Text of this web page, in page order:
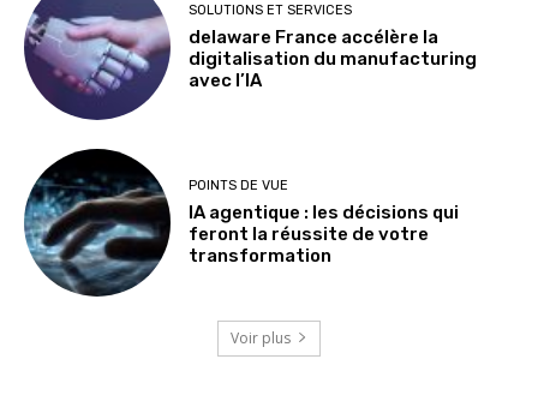
SOLUTIONS ET SERVICES
delaware France accélère la
digitalisation du manufacturing
avec l’IA
POINTS DE VUE
IA agentique : les décisions qui
feront la réussite de votre
transformation
Voir plus